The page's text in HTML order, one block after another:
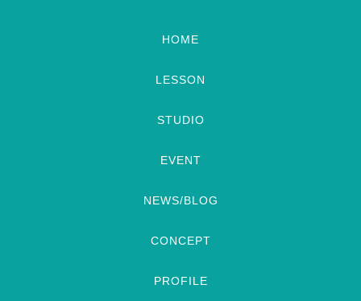
HOME
LESSON
STUDIO
EVENT
NEWS/BLOG
CONCEPT
PROFILE